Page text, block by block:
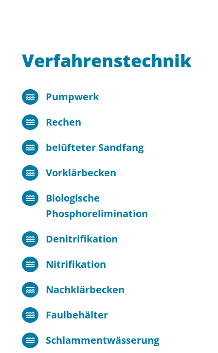
Verfahrenstechnik
 Pumpwerk
 Rechen
 belüfteter Sandfang
 Vorklärbecken

Biologische
Phosphorelimination
 Denitrifikation
 Nitrifikation
 Nachklärbecken
 Faulbehälter
 Schlammentwässerung